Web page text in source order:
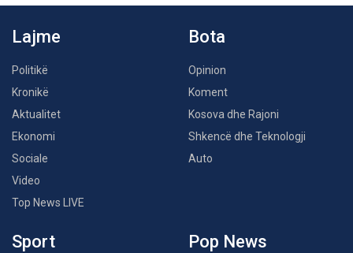
Lajme
Politikë
Kronikë
Aktualitet
Ekonomi
Sociale
Video
Top News LIVE
Bota
Opinion
Koment
Kosova dhe Rajoni
Shkencë dhe Teknologji
Auto
Sport Pop News